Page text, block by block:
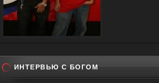
ИНТЕРВЬЮ С БОГОМ